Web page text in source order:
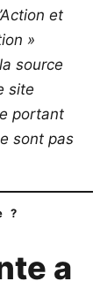
et
»
source
site
portant
sont pas
?
a